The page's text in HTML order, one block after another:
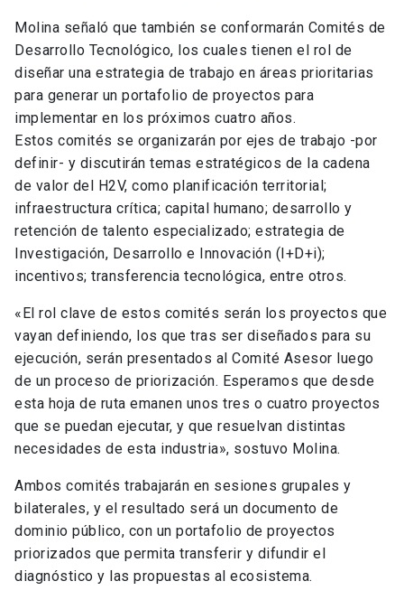
Molina señaló que también se conformarán Comités de
Desarrollo Tecnológico, los cuales tienen el rol de
diseñar una estrategia de trabajo en áreas prioritarias
para generar un portafolio de proyectos para
implementar en los próximos cuatro años.
Estos comités se organizarán por ejes de trabajo -por
definir- y discutirán temas estratégicos de la cadena
de valor del H2V, como planificación territorial;
infraestructura crítica; capital humano; desarrollo y
retención de talento especializado; estrategia de
Investigación, Desarrollo e Innovación (I+D+i);
incentivos; transferencia tecnológica, entre otros.
«El rol clave de estos comités serán los proyectos que
vayan definiendo, los que tras ser diseñados para su
ejecución, serán presentados al Comité Asesor luego
de un proceso de priorización. Esperamos que desde
esta hoja de ruta emanen unos tres o cuatro proyectos
que se puedan ejecutar, y que resuelvan distintas
necesidades de esta industria», sostuvo Molina.
Ambos comités trabajarán en sesiones grupales y
bilaterales, y el resultado será un documento de
dominio público, con un portafolio de proyectos
priorizados que permita transferir y difundir el
diagnóstico y las propuestas al ecosistema.